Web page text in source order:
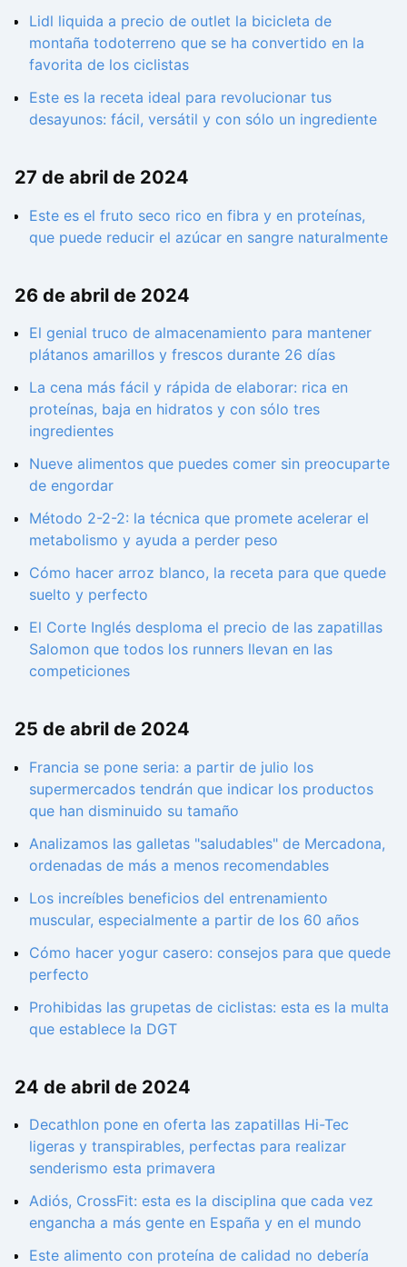
Lidl liquida a precio de outlet la bicicleta de
montaña todoterreno que se ha convertido en la
favorita de los ciclistas
Este es la receta ideal para revolucionar tus
desayunos: fácil, versátil y con sólo un ingrediente
27 de abril de 2024
Este es el fruto seco rico en fibra y en proteínas,
que puede reducir el azúcar en sangre naturalmente
26 de abril de 2024
El genial truco de almacenamiento para mantener
plátanos amarillos y frescos durante 26 días
La cena más fácil y rápida de elaborar: rica en
proteínas, baja en hidratos y con sólo tres
ingredientes
Nueve alimentos que puedes comer sin preocuparte
de engordar
Método 2-2-2: la técnica que promete acelerar el
metabolismo y ayuda a perder peso
Cómo hacer arroz blanco, la receta para que quede
suelto y perfecto
El Corte Inglés desploma el precio de las zapatillas
Salomon que todos los runners llevan en las
competiciones
25 de abril de 2024
Francia se pone seria: a partir de julio los
supermercados tendrán que indicar los productos
que han disminuido su tamaño
Analizamos las galletas "saludables" de Mercadona,
ordenadas de más a menos recomendables
Los increíbles beneficios del entrenamiento
muscular, especialmente a partir de los 60 años
Cómo hacer yogur casero: consejos para que quede
perfecto
Prohibidas las grupetas de ciclistas: esta es la multa
que establece la DGT
24 de abril de 2024
Decathlon pone en oferta las zapatillas Hi-Tec
ligeras y transpirables, perfectas para realizar
senderismo esta primavera
Adiós, CrossFit: esta es la disciplina que cada vez
engancha a más gente en España y en el mundo
Este alimento con proteína de calidad no debería